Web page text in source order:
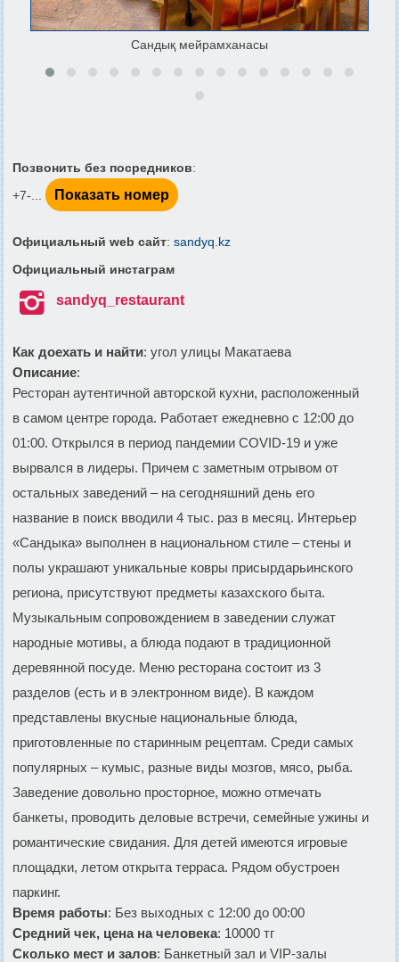
Сандық мейрамханасы
Позвонить без посредников:
+7-...
Показать номер
Официальный web сайт: sandyq.kz
Официальный инстаграм
 sandyq_restaurant
Как доехать и найти: угол улицы Макатаева
Описание:
Ресторан аутентичной авторской кухни, расположенный
в самом центре города. Работает ежедневно с 12:00 до
01:00. Открылся в период пандемии COVID-19 и уже
вырвался в лидеры. Причем с заметным отрывом от
остальных заведений – на сегодняшний день его
название в поиск вводили 4 тыс. раз в месяц. Интерьер
«Сандыка» выполнен в национальном стиле – стены и
полы украшают уникальные ковры присырдарьинского
региона, присутствуют предметы казахского быта.
Музыкальным сопровождением в заведении служат
народные мотивы, а блюда подают в традиционной
деревянной посуде. Меню ресторана состоит из 3
разделов (есть и в электронном виде). В каждом
представлены вкусные национальные блюда,
приготовленные по старинным рецептам. Среди самых
популярных – кумыс, разные виды мозгов, мясо, рыба.
Заведение довольно просторное, можно отмечать
банкеты, проводить деловые встречи, семейные ужины и
романтические свидания. Для детей имеются игровые
площадки, летом открыта терраса. Рядом обустроен
паркинг.
Время работы: Без выходных с 12:00 до 00:00
Средний чек, цена на человека: 10000 тг
Сколько мест и залов: Банкетный зал и VIP-залы